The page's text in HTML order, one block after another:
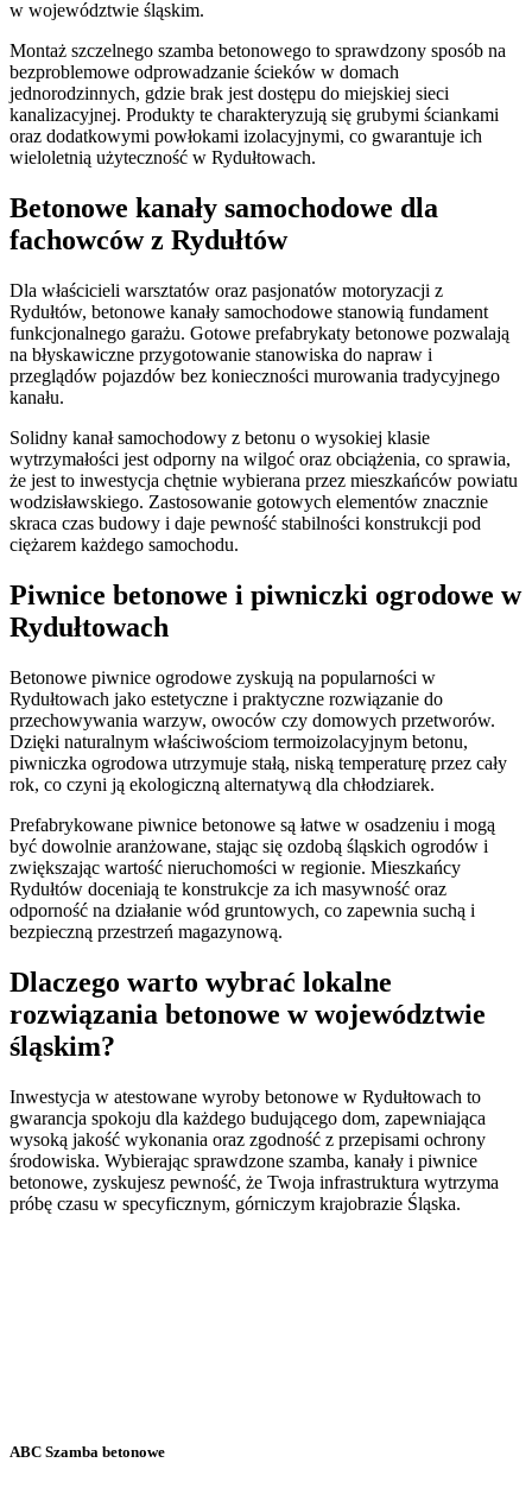
w województwie śląskim.
Montaż szczelnego szamba betonowego to sprawdzony sposób na
bezproblemowe odprowadzanie ścieków w domach
jednorodzinnych, gdzie brak jest dostępu do miejskiej sieci
kanalizacyjnej. Produkty te charakteryzują się grubymi ściankami
oraz dodatkowymi powłokami izolacyjnymi, co gwarantuje ich
wieloletnią użyteczność w Rydułtowach.
Betonowe kanały samochodowe dla
fachowców z Rydułtów
Dla właścicieli warsztatów oraz pasjonatów motoryzacji z
Rydułtów, betonowe kanały samochodowe stanowią fundament
funkcjonalnego garażu. Gotowe prefabrykaty betonowe pozwalają
na błyskawiczne przygotowanie stanowiska do napraw i
przeglądów pojazdów bez konieczności murowania tradycyjnego
kanału.
Solidny kanał samochodowy z betonu o wysokiej klasie
wytrzymałości jest odporny na wilgoć oraz obciążenia, co sprawia,
że jest to inwestycja chętnie wybierana przez mieszkańców powiatu
wodzisławskiego. Zastosowanie gotowych elementów znacznie
skraca czas budowy i daje pewność stabilności konstrukcji pod
ciężarem każdego samochodu.
Piwnice betonowe i piwniczki ogrodowe w
Rydułtowach
Betonowe piwnice ogrodowe zyskują na popularności w
Rydułtowach jako estetyczne i praktyczne rozwiązanie do
przechowywania warzyw, owoców czy domowych przetworów.
Dzięki naturalnym właściwościom termoizolacyjnym betonu,
piwniczka ogrodowa utrzymuje stałą, niską temperaturę przez cały
rok, co czyni ją ekologiczną alternatywą dla chłodziarek.
Prefabrykowane piwnice betonowe są łatwe w osadzeniu i mogą
być dowolnie aranżowane, stając się ozdobą śląskich ogrodów i
zwiększając wartość nieruchomości w regionie. Mieszkańcy
Rydułtów doceniają te konstrukcje za ich masywność oraz
odporność na działanie wód gruntowych, co zapewnia suchą i
bezpieczną przestrzeń magazynową.
Dlaczego warto wybrać lokalne
rozwiązania betonowe w województwie
śląskim?
Inwestycja w atestowane wyroby betonowe w Rydułtowach to
gwarancja spokoju dla każdego budującego dom, zapewniająca
wysoką jakość wykonania oraz zgodność z przepisami ochrony
środowiska. Wybierając sprawdzone szamba, kanały i piwnice
betonowe, zyskujesz pewność, że Twoja infrastruktura wytrzyma
próbę czasu w specyficznym, górniczym krajobrazie Śląska.
ABC Szamba betonowe